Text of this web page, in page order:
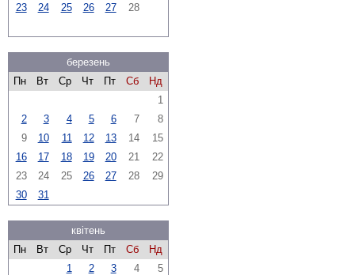
23
24 25 26 27 28
березень
Пн
Вт Ср Чт Пт Сб
Нд
1
2
3 4 5 6 7
8
9
10 11 12 13 14
15
16
17 18 19 20 21
22
23
24 25 26 27 28
29
30
31
квітень
Пн
Вт Ср Чт Пт Сб
Нд
1
2 3 4
5